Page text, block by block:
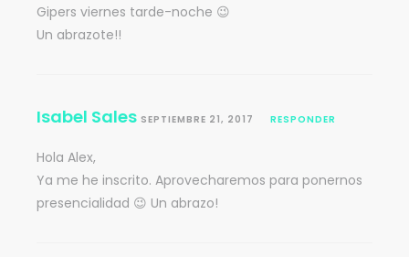
Gipers viernes tarde-noche 😉
Un abrazote!!
Isabel Sales SEPTIEMBRE 21, 2017 RESPONDER
Hola Alex,
Ya me he inscrito. Aprovecharemos para ponernos
presencialidad 😉 Un abrazo!